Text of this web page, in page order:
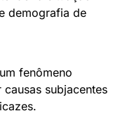
demografia de
fenômeno
subjacentes